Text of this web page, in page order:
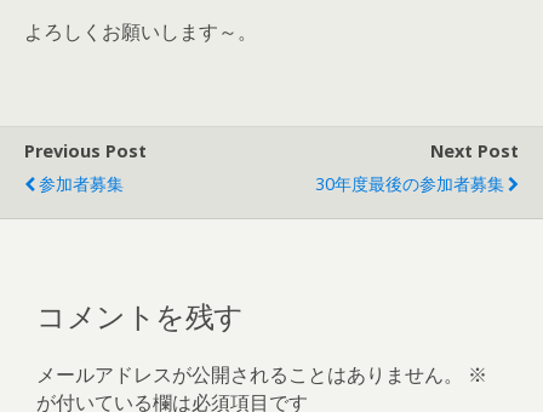
よろしくお願いします～。
Previous Post
参加者募集
Next Post
30年度最後の参加者募集
コメントを残す
メールアドレスが公開されることはありません。
※
が付いている欄は必須項目です